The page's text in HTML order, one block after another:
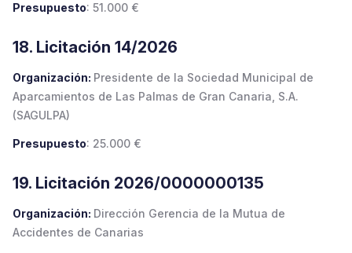
Presupuesto: 51.000 €
18. Licitación 14/2026
Organización: Presidente de la Sociedad Municipal de
Aparcamientos de Las Palmas de Gran Canaria, S.A.
(SAGULPA)
Presupuesto: 25.000 €
19. Licitación 2026/0000000135
Organización: Dirección Gerencia de la Mutua de
Accidentes de Canarias